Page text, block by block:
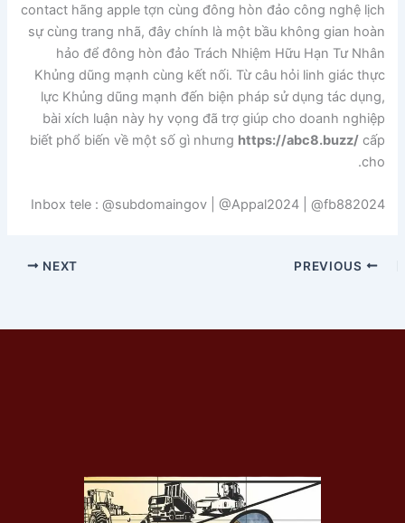
contact hãng apple tợn cùng đông hòn đảo công nghệ lịch
sự cùng trang nhã, đây chính là một bầu không gian hoàn
hảo để đông hòn đảo Trách Nhiệm Hữu Hạn Tư Nhân
Khủng dũng mạnh cùng kết nối. Từ câu hỏi linh giác thực
lực Khủng dũng mạnh đến biện pháp sử dụng tác dụng,
bài xích luận này hy vọng đã trợ giúp cho doanh nghiệp
biết phổ biến về một số gì nhưng https://abc8.buzz/cấp
cho.
Inbox tele : @subdomaingov | @Appal2024 | @fb882024
NEXT